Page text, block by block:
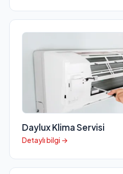
Daylux Klima Servisi
Detaylı bilgi →